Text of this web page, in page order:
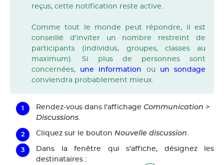
reçus, cette notification reste active.
Comme tout le monde peut répondre, il est
conseillé d'inviter un nombre restreint de
participants (individus, groupes, classes au
maximum). Si plus de personnes sont
concernées, une information ou un sondage
conviendra probablement mieux.
Rendez-vous dans l'affichage Communication >
Discussions
Cliquez sur le bouton Nouvelle discussion
Dans la fenêtre qui s'affiche, désignez les
destinataires :